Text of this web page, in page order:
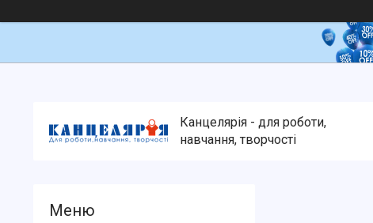
Канцелярія - для роботи,
навчання, творчості